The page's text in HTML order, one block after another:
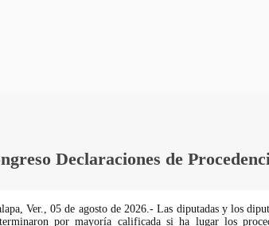
Declaraciones de
Ver., 05 de agosto de 2026.- Las diputadas y los
por mayoría calificada si ha lugar los